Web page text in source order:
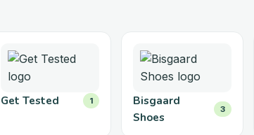
Get Tested 1
Bisgaard
Shoes
3